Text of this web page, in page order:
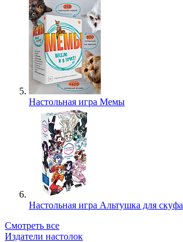
Настольная игра Мемы
Настольная игра Альтушка для скуфа
Смотреть все
Издатели настолок